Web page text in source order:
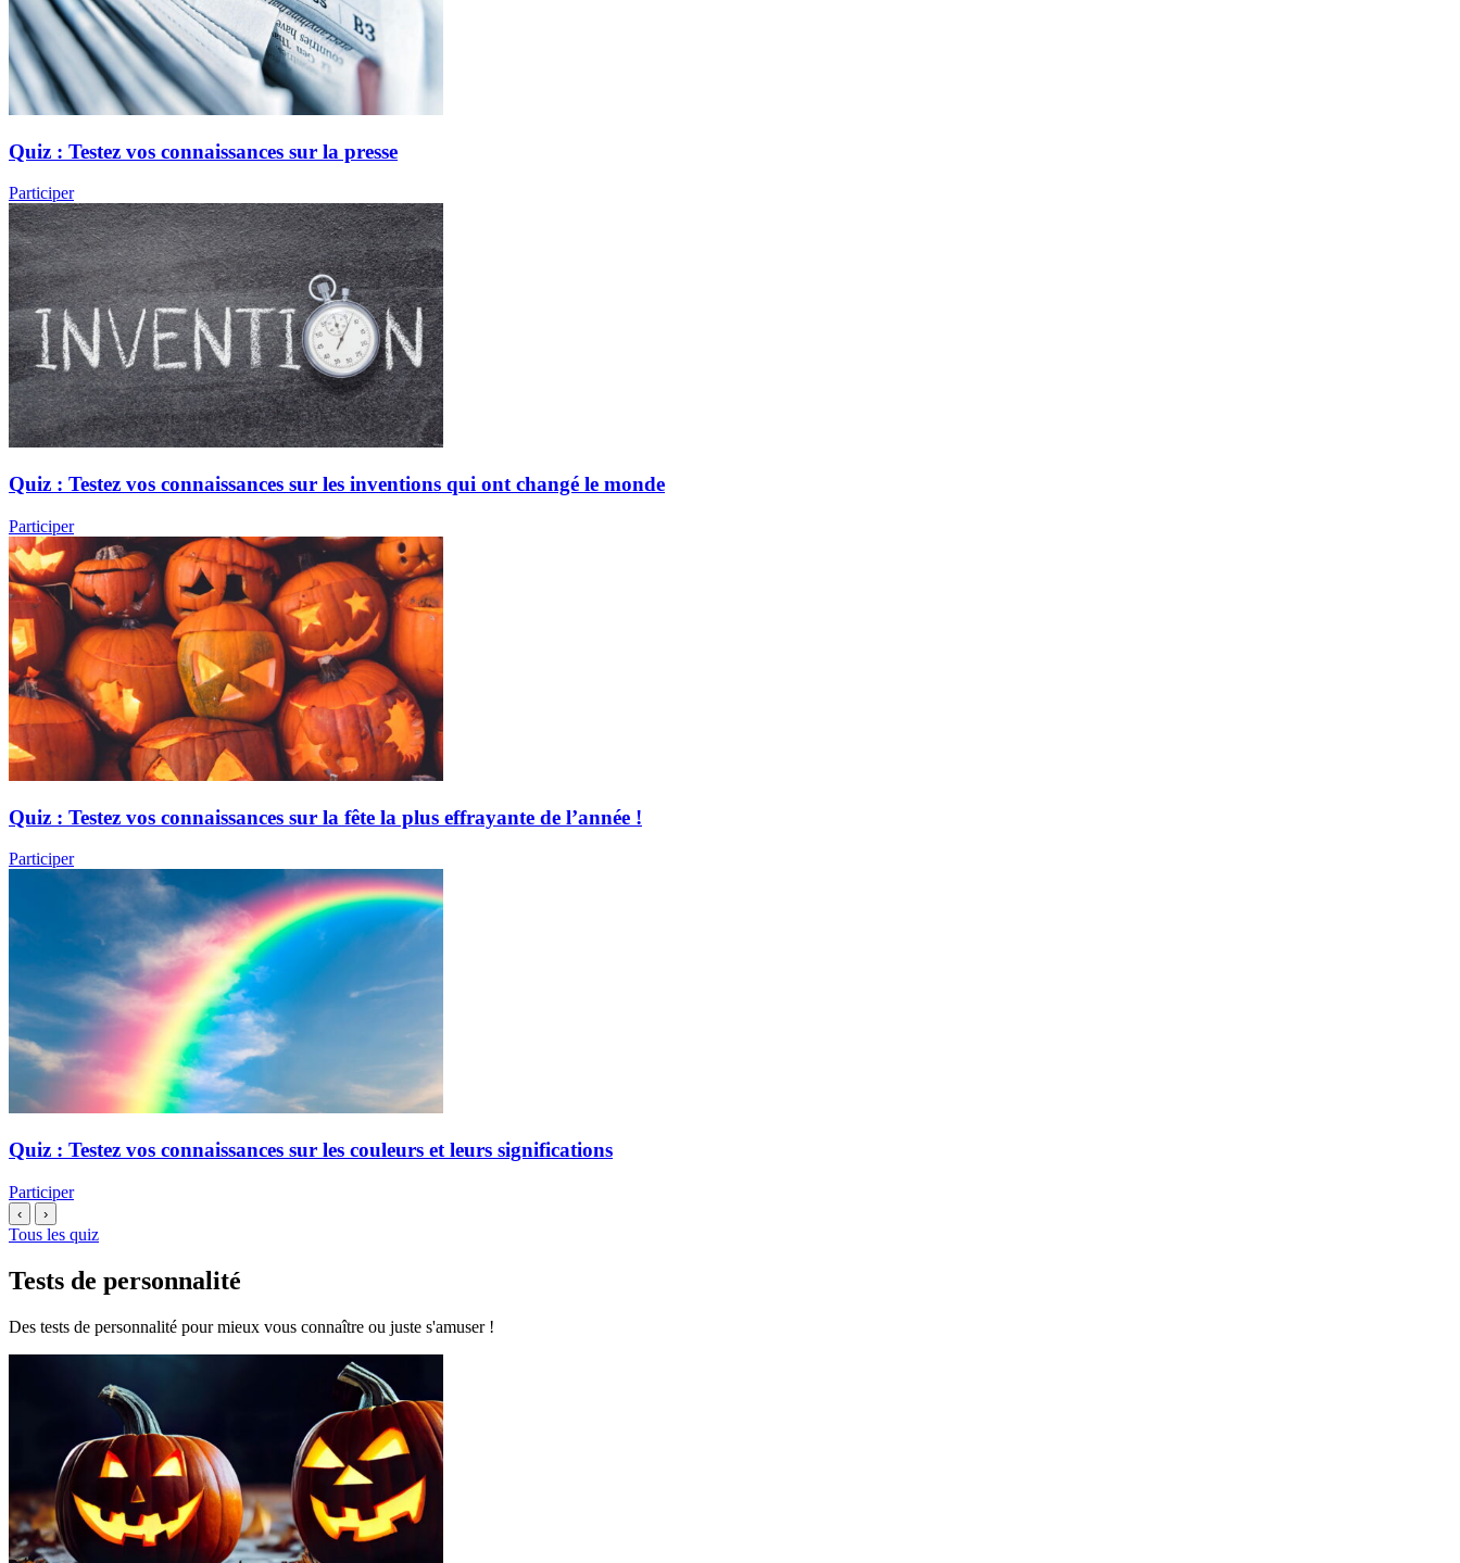
Quiz : Testez vos connaissances sur la presse
Participer
Quiz : Testez vos connaissances sur les inventions qui ont changé le monde
Participer
Quiz : Testez vos connaissances sur la fête la plus effrayante de l’année !
Participer
Quiz : Testez vos connaissances sur les couleurs et leurs significations
Participer
‹ ›
Tous les quiz
Tests de personnalité
Des tests de personnalité pour mieux vous connaître ou juste s'amuser !